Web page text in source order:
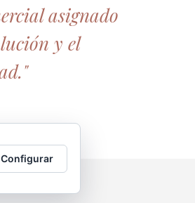
asignado
y el
Configurar